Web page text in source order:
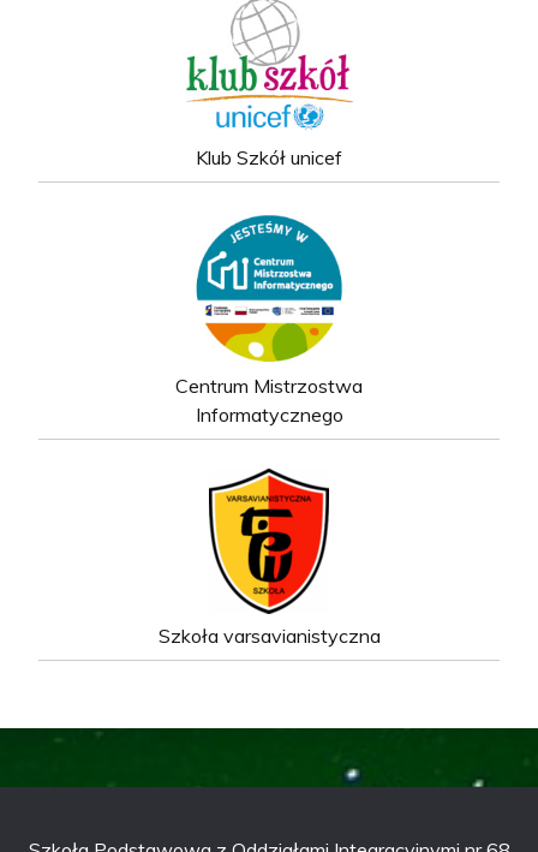
Klub Szkół unicef
Centrum Mistrzostwa
Informatycznego
Szkoła varsavianistyczna